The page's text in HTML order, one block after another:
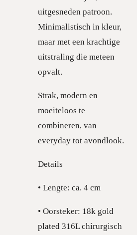
uitgesneden patroon.
Minimalistisch in kleur,
maar met een krachtige
uitstraling die meteen
opvalt.
Strak, modern en
moeiteloos te
combineren, van
everyday tot avondlook.
Details
• Lengte: ca. 4 cm
• Oorsteker: 18k gold
plated 316L chirurgisch